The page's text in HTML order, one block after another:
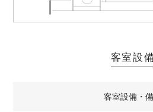
客室設
客室設備・